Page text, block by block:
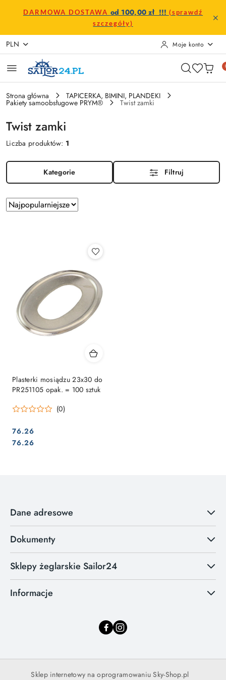
Przejdź do treści głównej
Przejdź do wyszukiwarki
Przejdź do moje konto
Przejdź do menu głównego
Przejdź do stopki
DARMOWA DOSTAWA od 100,00 zł !!! (sprawdź
szczegóły)
PLN Moje konto
Strona główna TAPICERKA, BIMINI, PLANDEKI
Pakiety samoobsługowe PRYM® Twist zamki
Twist zamki
Liczba produktów: 1
Kategorie Filtruj
Zastosowano
sortowanie:
Sortuj
według
Plasterki mosiądzu 23x30 do
PR251105 opak. = 100 sztuk
(0)
Cena:
76.26
Cena:
76.26
Dane adresowe
Dokumenty
Sklepy żeglarskie Sailor24
Informacje
Sklep internetowy na oprogramowaniu Sky-Shop.pl